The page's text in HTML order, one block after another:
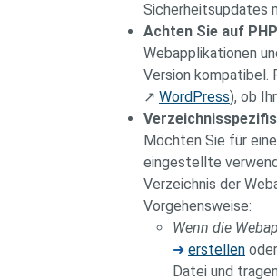
Sicherheitsupdates
Achten Sie auf
Webapplikationen
Version kompatibel.
↗ WordPress), ob
Möchten Sie für
eingestellte
Verzeichnis der
Vorgehensweise:
Wenn die
➜ erstellen
Datei und